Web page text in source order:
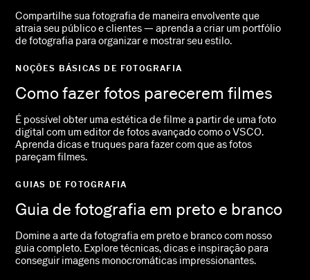
Compartilhe sua fotografia de maneira envolvente que
atraia seu público e clientes — aprenda a criar um portfólio
de fotografia para organizar e mostrar seu estilo.
NOÇÕES BÁSICAS DE FOTOGRAFIA
Como fazer fotos parecerem filmes
É possível obter uma estética de filme a partir de uma foto
digital com um editor de fotos avançado como o VSCO.
Aprenda dicas e truques para fazer com que as fotos
pareçam filmes.
GUIAS DE FOTOGRAFIA
Guia de fotografia em preto e branco
Domine a arte da fotografia em preto e branco com nosso
guia completo. Explore técnicas, dicas e inspiração para
conseguir imagens monocromáticas impressionantes.